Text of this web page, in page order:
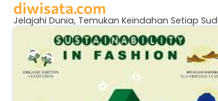
Skipdiwisata.com
Jelajahi Dunia, Temukan Keindahan Setiap